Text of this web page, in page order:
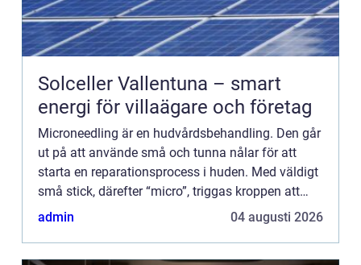
Solceller Vallentuna – smart
energi för villaägare och företag
Microneedling är en hudvårdsbehandling. Den går
ut på att använde små och tunna nålar för att
starta en reparationsprocess i huden. Med väldigt
små stick, därefter “micro”, triggas kroppen att
skicka mer kollagen och nya elastinfibrer för att
admin 04 augusti 2026